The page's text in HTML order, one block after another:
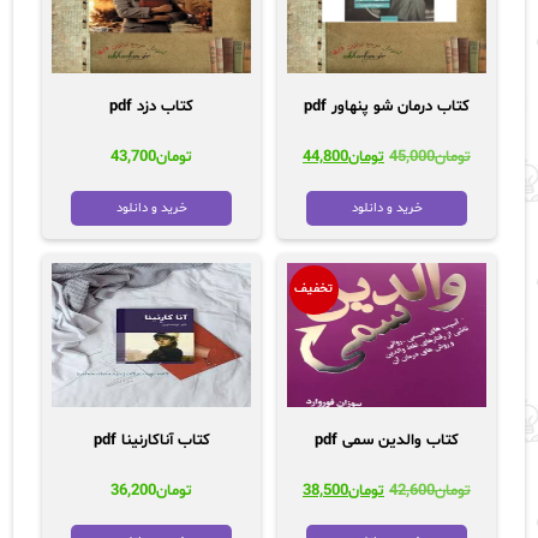
کتاب درمان شو پنهاور pdf
تومان45,000 قیمت
تومان45,000
بود.
تومان44,800قیمت
خرید و دانلود
کتاب دزد pdf
تومان43,700
خرید و دانلود
تخفیف
کتاب والدین سمی pdf
تومان42,600 قیمت
تومان38,500قیمت
کتاب آناکارنینا pdf
تومان36,200